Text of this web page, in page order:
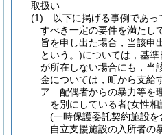
取扱い
(1) 以下に掲げる事例であっ
すべき一定の要件を満たし
旨を申し出た場合，当該申
という。)については，基
が所在しない場合にも，当
金については，町から支給
ア 配偶者からの暴力等を
を別にしている者(女性
(一時保護委託契約施設
自立支援施設の入所者の